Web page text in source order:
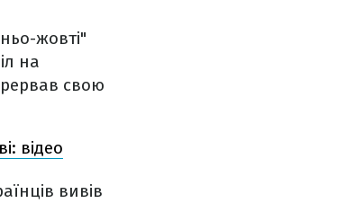
жовті"
на
свою
відео
вивів